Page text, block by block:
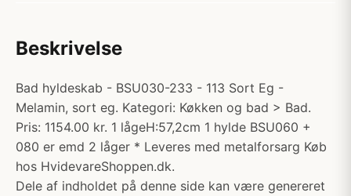
Beskrivelse
Bad hyldeskab - BSU030-233 - 113 Sort Eg -
Melamin, sort eg. Kategori: Køkken og bad > Bad.
Pris: 1154.00 kr. 1 lågeH:57,2cm 1 hylde BSU060 +
080 er emd 2 låger * Leveres med metalforsarg Køb
hos HvidevareShoppen.dk.
Dele af indholdet på denne side kan være genereret